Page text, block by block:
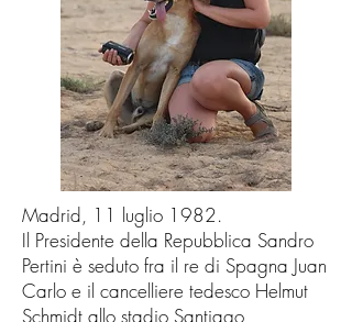
Madrid, 11 luglio 1982.
Il Presidente della Repubblica Sandro
Pertini è seduto fra il re di Spagna Juan
Carlo e il cancelliere tedesco Helmut
Schmidt allo stadio Santiago